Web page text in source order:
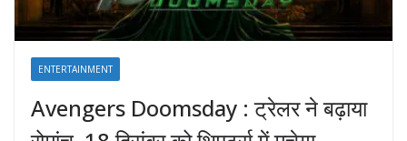
ENTERTAINMENT
Avengers Doomsday : ट्रेलर ने बढ़ाया